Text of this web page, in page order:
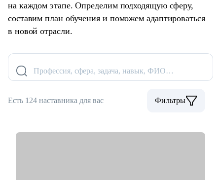
на каждом этапе. Определим подходящую сферу,
составим план обучения и поможем адаптироваться
в новой отрасли.
Профессия, сфера, задача, навык, ФИО…
Есть 124 наставника для вас Фильтры